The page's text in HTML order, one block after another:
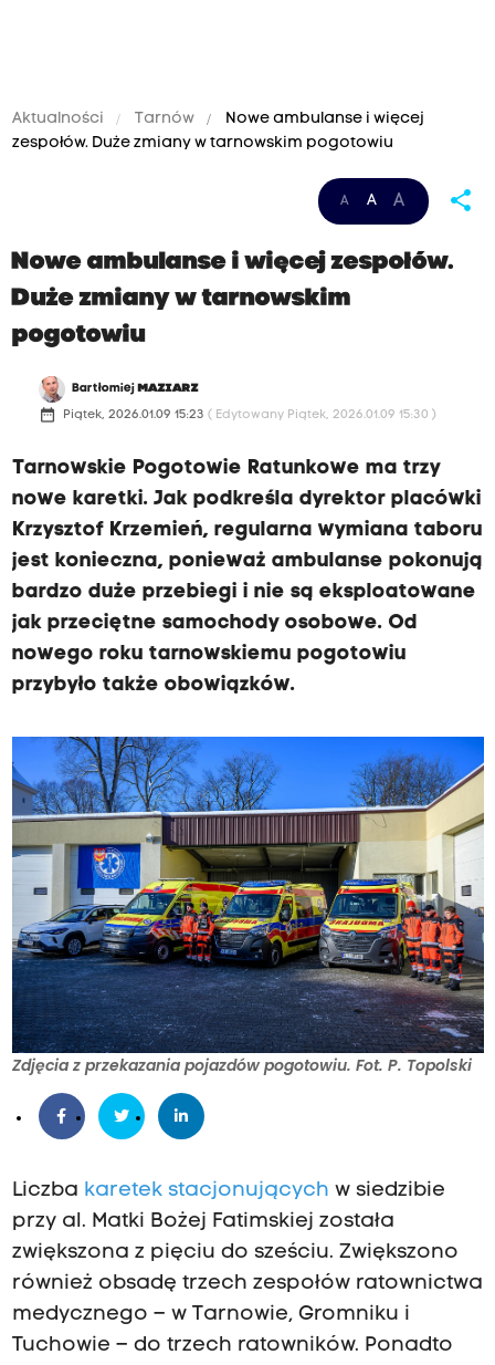
Aktualności Tarnów
Nowe ambulanse i więcej
zespołów. Duże zmiany w tarnowskim pogotowiu
A A A share
Nowe ambulanse i więcej zespołów.
Duże zmiany w tarnowskim
pogotowiu
Bartłomiej MAZIARZ
date_range Piątek, 2026.01.09 15:23 ( Edytowany Piątek, 2026.01.09 15:30 )
Tarnowskie Pogotowie Ratunkowe ma trzy
nowe karetki. Jak podkreśla dyrektor placówki
Krzysztof Krzemień, regularna wymiana taboru
jest konieczna, ponieważ ambulanse pokonują
bardzo duże przebiegi i nie są eksploatowane
jak przeciętne samochody osobowe. Od
nowego roku tarnowskiemu pogotowiu
przybyło także obowiązków.
Zdjęcia z przekazania pojazdów pogotowiu. Fot. P. Topolski
Liczba karetek stacjonujących w siedzibie
przy al. Matki Bożej Fatimskiej została
zwiększona z pięciu do sześciu. Zwiększono
również obsadę trzech zespołów ratownictwa
medycznego – w Tarnowie, Gromniku i
Tuchowie – do trzech ratowników. Ponadto